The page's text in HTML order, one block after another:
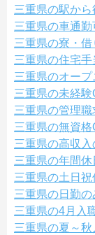
三重県の駅か
三重県の車通勤
三重県の寮・
三重県の住宅
三重県のオー
三重県の未経験
三重県の管理
三重県の無資格
三重県の高収入
三重県の年間
三重県の土日祝
三重県の日勤の
三重県の4月入
三重県の夏～